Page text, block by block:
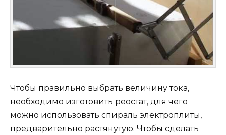
Чтобы правильно выбрать величину тока,
необходимо изготовить реостат, для чего
можно использовать спираль электроплиты,
предварительно растянутую. Чтобы сделать